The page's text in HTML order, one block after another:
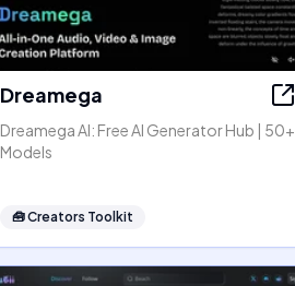
Dreamega
Dreamega AI: Free AI Generator Hub | 50+
Models
🧰Creators Toolkit